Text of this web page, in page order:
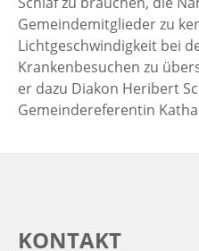
Gemeindemitglieder zu
Lichtgeschwindigkeit bei
Krankenbesuchen zu
er dazu Diakon Heribert
Gemeindereferentin
KONTAKT